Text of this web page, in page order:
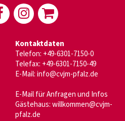
Kontaktdaten
Telefon: +49-6301-7150-0
Telefax: +49-6301-7150-49
E-Mail: info@cvjm-pfalz.de
E-Mail für Anfragen und Infos
Gästehaus: willkommen@cvjm-
pfalz.de